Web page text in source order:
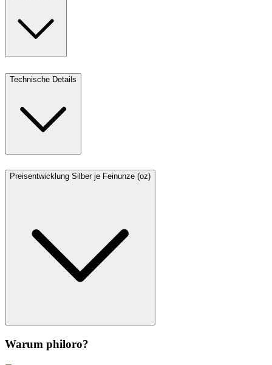
Technische Details
Preisentwicklung Silber je Feinunze (oz)
Warum philoro?